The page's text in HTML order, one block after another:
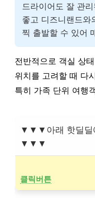
드라이어도 잘 관
좋고 디즈니랜드와
찍 출발할 수 있어
전반적으로 객실 상
위치를 고려할 때 다
특히 가족 단위 여행
▼▼▼아래 핫딜딜
▼▼▼
클릭버튼